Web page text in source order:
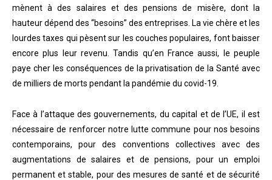
mènent à des salaires et des pensions de misère, dont la
hauteur dépend des “besoins” des entreprises. La vie chère et les
lourdes taxes qui pèsent sur les couches populaires, font baisser
encore plus leur revenu. Tandis qu’en France aussi, le peuple
paye cher les conséquences de la privatisation de la Santé avec
de milliers de morts pendant la pandémie du covid-19.
Face à l’attaque des gouvernements, du capital et de l’UE, il est
nécessaire de renforcer notre lutte commune pour nos besoins
contemporains, pour des conventions collectives avec des
augmentations de salaires et de pensions, pour un emploi
permanent et stable, pour des mesures de santé et de sécurité